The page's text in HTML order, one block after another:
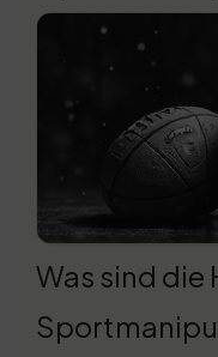
Was sind